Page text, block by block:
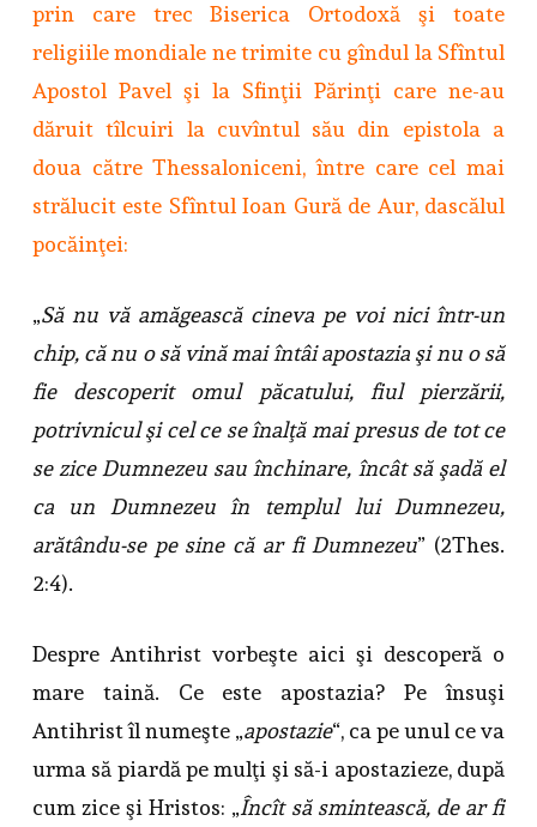
prin care trec Biserica Ortodoxă şi toate
religiile mondiale ne trimite cu gîndul la Sfîntul
Apostol Pavel şi la Sfinţii Părinţi care ne-au
dăruit tîlcuiri la cuvîntul său din epistola a
doua către Thessaloniceni, între care cel mai
strălucit este Sfîntul Ioan Gură de Aur, dascălul
pocăinţei:
„Să nu vă amăgească cineva pe voi nici într-un
chip, că nu o să vină mai întâi apostazia şi nu o să
fie descoperit omul păcatului, fiul pierzării,
potrivnicul şi cel ce se înalţă mai presus de tot ce
se zice Dumnezeu sau închinare, încât să şadă el
ca un Dumnezeu în templul lui Dumnezeu,
arătându-se pe sine că ar fi Dumnezeu” (2Thes.
2:4).
Despre Antihrist vorbeşte aici şi descoperă o
mare taină. Ce este apostazia? Pe însuşi
Antihrist îl numeşte „apostazie“, ca pe unul ce va
urma să piardă pe mulţi şi să-i apostazieze, după
cum zice şi Hristos: „Încît să smintească, de ar fi